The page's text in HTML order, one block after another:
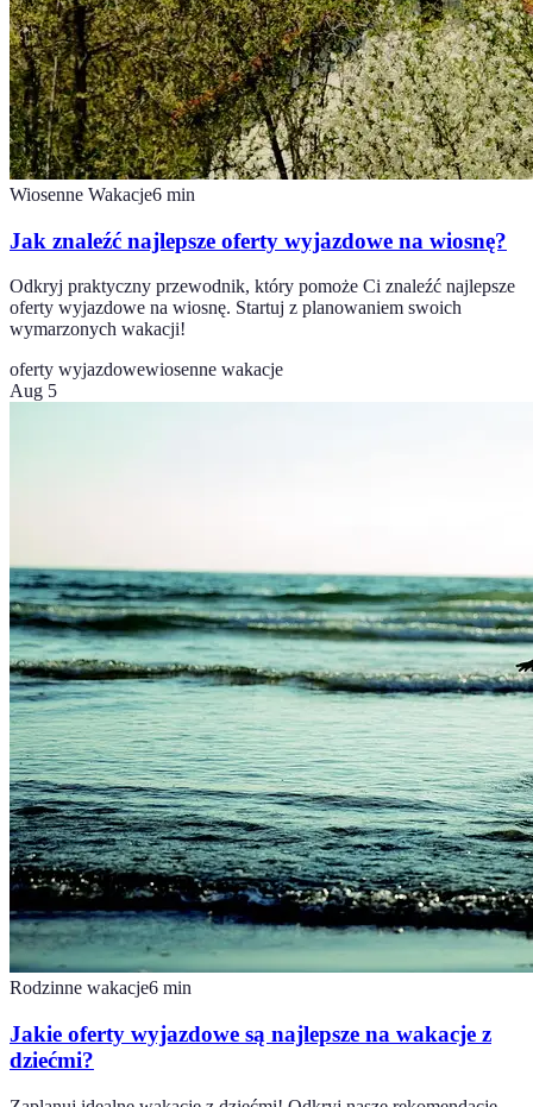
Wiosenne Wakacje6 min
Jak znaleźć najlepsze oferty wyjazdowe na wiosnę?
Odkryj praktyczny przewodnik, który pomoże Ci znaleźć najlepsze
oferty wyjazdowe na wiosnę. Startuj z planowaniem swoich
wymarzonych wakacji!
oferty wyjazdowewiosenne wakacje
Aug 5
Rodzinne wakacje6 min
Jakie oferty wyjazdowe są najlepsze na wakacje z
dziećmi?